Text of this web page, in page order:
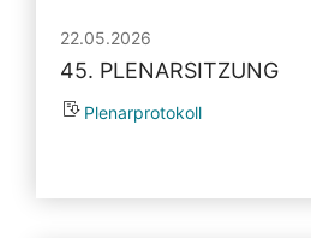
22.05.2026
45. PLENARSITZUNG
Plenarprotokoll